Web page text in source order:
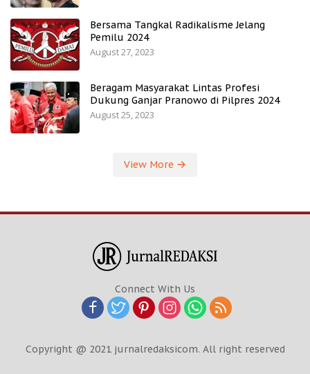
Bersama Tangkal Radikalisme Jelang
Pemilu 2024
August 27, 2023
Beragam Masyarakat Lintas Profesi
Dukung Ganjar Pranowo di Pilpres 2024
August 25, 2023
View More
Connect With Us
Copyright @ 2021 jurnalredaksicom. All right reserved